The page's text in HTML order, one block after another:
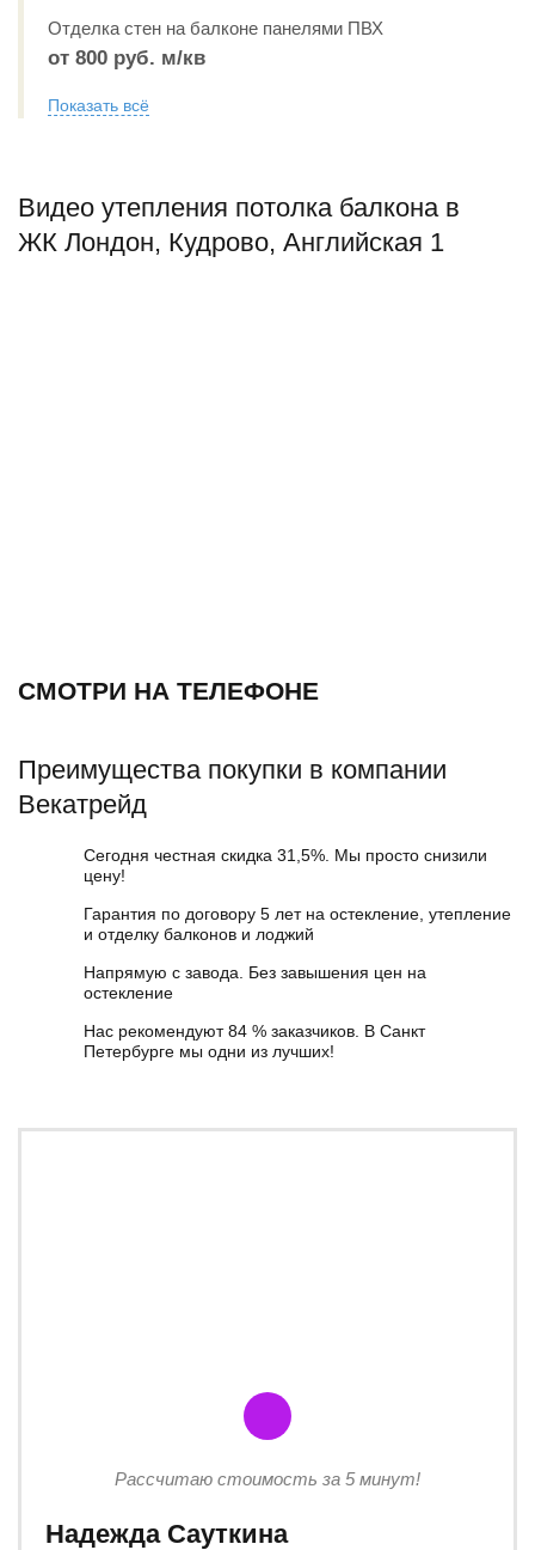
Отделка стен на балконе панелями ПВХ
от 800 руб. м/кв
Показать всё
Видео утепления потолка балкона в
ЖК Лондон, Кудрово, Английская 1
СМОТРИ НА ТЕЛЕФОНЕ
Преимущества покупки в компании
Векатрейд
Сегодня честная скидка 31,5%. Мы просто снизили
цену!
Гарантия по договору 5 лет на остекление, утепление
и отделку балконов и лоджий
Напрямую с завода. Без завышения цен на
остекление
Нас рекомендуют 84 % заказчиков. В Санкт
Петербурге мы одни из лучших!
Рассчитаю стоимость за 5 минут!
Надежда Сауткина